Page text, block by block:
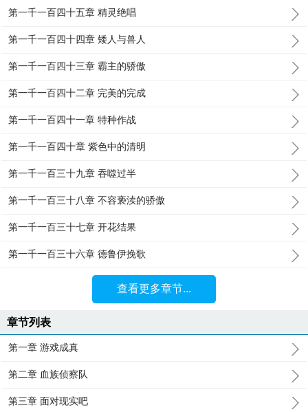
第一千一百四十五章 精灵绝唱
第一千一百四十四章 矮人与兽人
第一千一百四十三章 霸主的骄傲
第一千一百四十二章 完美的完成
第一千一百四十一章 特种作战
第一千一百四十章 紫色中的清明
第一千一百三十九章 吞噬过半
第一千一百三十八章 不容亵渎的骄傲
第一千一百三十七章 开花结果
第一千一百三十六章 德鲁伊挽歌
查看更多章节...
章节列表
第一章 游戏成真
第二章 血族侦察队
第三章 面对现实吧